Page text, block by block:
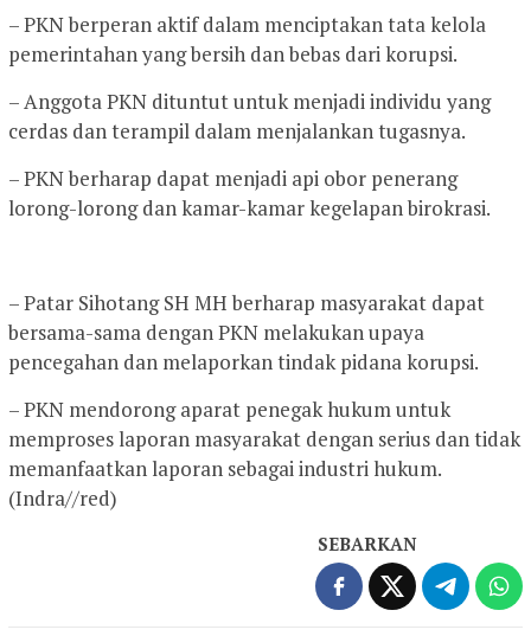
– PKN berperan aktif dalam menciptakan tata kelola
pemerintahan yang bersih dan bebas dari korupsi.
– Anggota PKN dituntut untuk menjadi individu yang
cerdas dan terampil dalam menjalankan tugasnya.
– PKN berharap dapat menjadi api obor penerang
lorong-lorong dan kamar-kamar kegelapan birokrasi.
– Patar Sihotang SH MH berharap masyarakat dapat
bersama-sama dengan PKN melakukan upaya
pencegahan dan melaporkan tindak pidana korupsi.
– PKN mendorong aparat penegak hukum untuk
memproses laporan masyarakat dengan serius dan tidak
memanfaatkan laporan sebagai industri hukum.
(Indra//red)
SEBARKAN